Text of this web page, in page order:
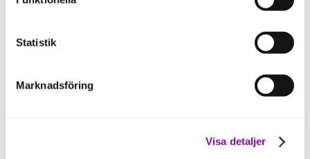
ska fungera se mer under inställningar.
Statistik
Marknadsföring
Visa detaljer
konstatera att bolag som lyckats väl i
gentemot externa finansiärer. Det är